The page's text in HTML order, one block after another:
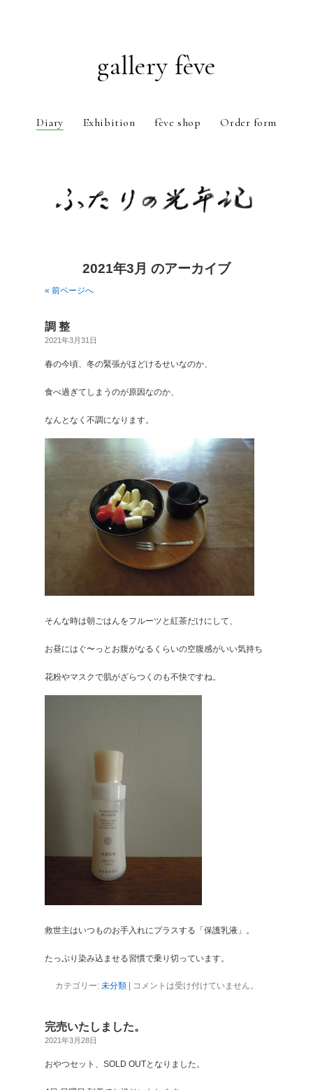
gallery fève
Diary Exhibition fève shop Order form
2021年3月 のアーカイブ
« 前ページへ
調 整
2021年3月31日
春の今頃、冬の緊張がほどけるせいなのか、
食べ過ぎてしまうのが原因なのか、
なんとなく不調になります。
そんな時は朝ごはんをフルーツと紅茶だけにして、
お昼にはぐ〜っとお腹がなるくらいの空腹感がいい気持ち
花粉やマスクで肌がざらつくのも不快ですね。
救世主はいつものお手入れにプラスする「保護乳液」。
たっぷり染み込ませる習慣で乗り切っています。
カテゴリー: 未分類| コメントは受け付けていません。
完売いたしました。
2021年3月28日
おやつセット、SOLD OUTとなりました。